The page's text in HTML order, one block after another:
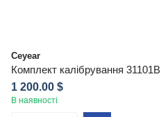
Ceyear
Комплект калібрування 31101B
1 200.00 $
В наявності